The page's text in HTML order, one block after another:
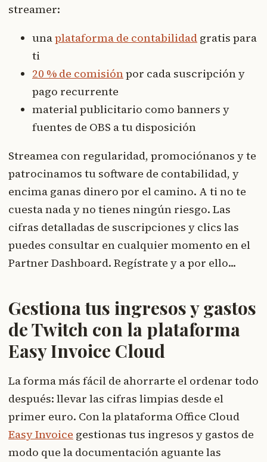
streamer:
unaplataforma de contabilidad gratis para
ti
20 % de comisiónpor cada suscripción y
pago recurrente
material publicitario como banners y
fuentes de OBS a tu disposición
Streamea con regularidad, promociónanos y te
patrocinamos tu software de contabilidad, y
encima ganas dinero por el camino. A ti no te
cuesta nada y no tienes ningún riesgo. Las
cifras detalladas de suscripciones y clics las
puedes consultar en cualquier momento en el
Partner Dashboard. Regístrate y a por ello...
Gestiona tus ingresos y gastos
de Twitch con la plataforma
Easy Invoice Cloud
La forma más fácil de ahorrarte el ordenar todo
después: llevar las cifras limpias desde el
primer euro. Con la plataforma Office Cloud
Easy Invoice gestionas tus ingresos y gastos de
modo que la documentación aguante las